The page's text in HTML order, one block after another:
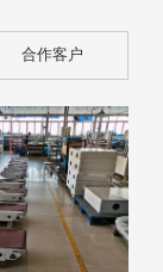
合作客户